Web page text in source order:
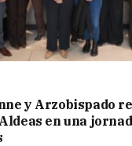
y Arzobispado
en una